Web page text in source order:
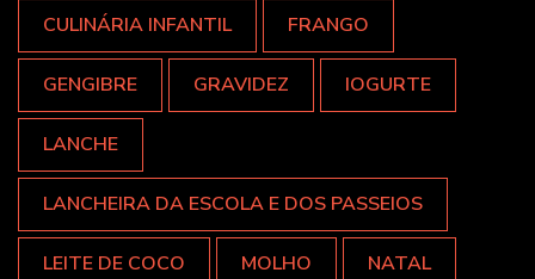
CULINÁRIA INFANTIL FRANGO
GENGIBRE GRAVIDEZ IOGURTE
LANCHE
LANCHEIRA DA ESCOLA E DOS PASSEIOS
LEITE DE COCO MOLHO NATAL